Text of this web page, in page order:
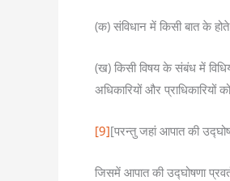
(क) संविधान में किसी बात के
(ख) किसी विषय के संबंध में
अधिकारियों और प्राधिकारियों
[9][परन्तु जहां आपात की
जिसमें आपात की उद्घोषणा